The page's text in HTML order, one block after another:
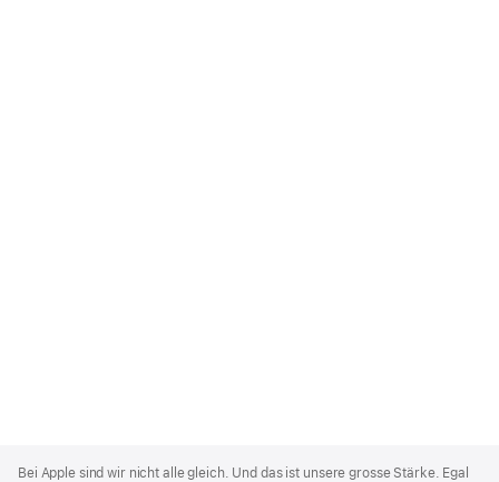
Footer
Bei Apple sind wir nicht alle gleich. Und das ist unsere grosse Stärke. Egal